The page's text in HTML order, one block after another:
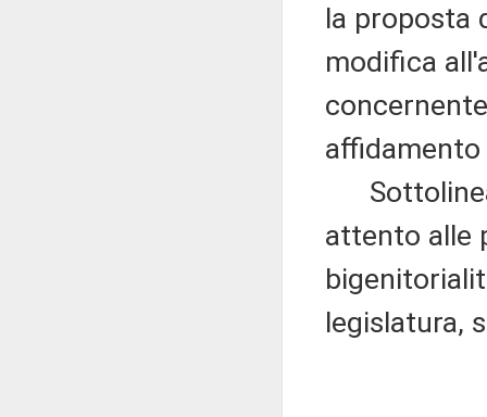
la proposta
modifica
attento alle
legislatura,